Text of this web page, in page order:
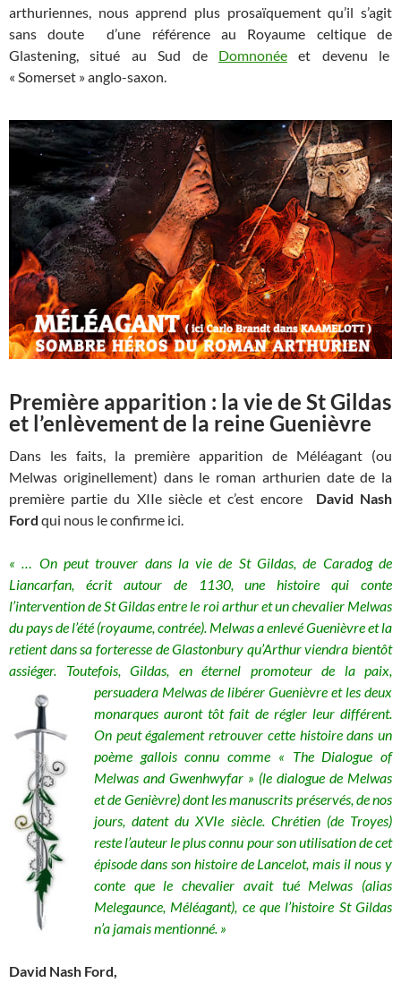
arthuriennes, nous apprend plus prosaïquement qu’il s’agit
sans doute d’une référence au Royaume celtique de
Glastening, situé au Sud de Domnonéeet devenu le
« Somerset » anglo-saxon.
Première apparition : la vie de St Gildas
et l’enlèvement de la reine Guenièvre
Dans les faits, la première apparition de Méléagant (ou
Melwas originellement) dans le roman arthurien date de la
première partie du XIIe siècle et c’est encore David Nash
Ford qui nous le confirme ici.
« … On peut trouver dans la vie de St Gildas, de Caradog de
Liancarfan, écrit autour de 1130, une histoire qui conte
l’intervention de St Gildas entre le roi arthur et un chevalier Melwas
du pays de l’été (royaume, contrée). Melwas a enlevé Guenièvre et la
retient dans sa forteresse de Glastonbury qu’Arthur viendra bientôt
assiéger. Toutefois, Gildas, en éternel promoteur de la paix,
persuadera Melwas de libérer Guenièvre etles deux
monarques auront tôt fait de régler leur différent.
On peut également retrouver cette histoire dans un
poème gallois connu comme « The Dialogue of
Melwas and Gwenhwyfar » (le dialogue de Melwas
et de Genièvre) dont les manuscrits préservés, de nos
jours, datent du XVIe siècle. Chrétien (de Troyes)
reste l’auteur le plus connu pour son utilisation de cet
épisode dans son histoire de Lancelot, mais il nous y
conte que le chevalier avait tué Melwas (alias
Melegaunce, Méléagant), ce que l’histoire St Gildas
n’a jamais mentionné. »
David Nash Ford,